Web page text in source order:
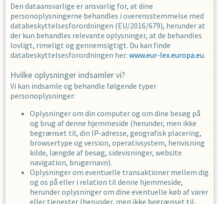
Den dataansvarlige er ansvarlig for, at dine
personoplysningerne behandles i overensstemmelse med
databeskyttelsesforordningen (EU/2016/679), herunder at
der kun behandles relevante oplysninger, at de behandles
lovligt, rimeligt og gennemsigtigt. Du kan finde
databeskyttelsesforordningen her: www.eur-lex.europa.eu.
Hvilke oplysninger indsamler vi?
Vi kan indsamle og behandle følgende typer
personoplysninger:
Oplysninger om din computer og om dine besøg på
og brug af denne hjemmeside (herunder, men ikke
begrænset til, din IP-adresse, geografisk placering,
browsertype og version, operativsystem, henvisning
kilde, længde af besøg, sidevisninger, website
navigation, brugernavn).
Oplysninger om eventuelle transaktioner mellem dig
og os på eller i relation til denne hjemmeside,
herunder oplysninger om dine eventuelle køb af varer
eller tjenester (herunder, men ikke begrænset til,